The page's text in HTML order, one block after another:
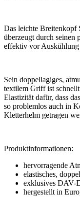
Das leichte Breitenkopf
überzeugt durch seinen
effektiv vor Auskühlung
Sein doppellagiges,
textilem Griff ist
Elastizität dafür, dass
so problemlos auch in
Kletterhelm getragen
Produktinformationen:
hervorragende
elastisches,
exklusives DAV-
hergestellt in